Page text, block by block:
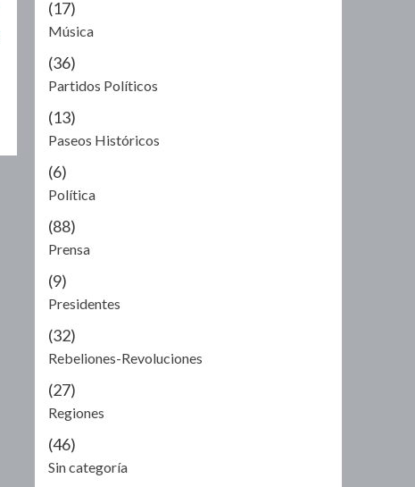
(17)
Música
(36)
Partidos Políticos
(13)
Paseos Históricos
(6)
Política
(88)
Prensa
(9)
Presidentes
(32)
Rebeliones-Revoluciones
(27)
Regiones
(46)
Sin categoría